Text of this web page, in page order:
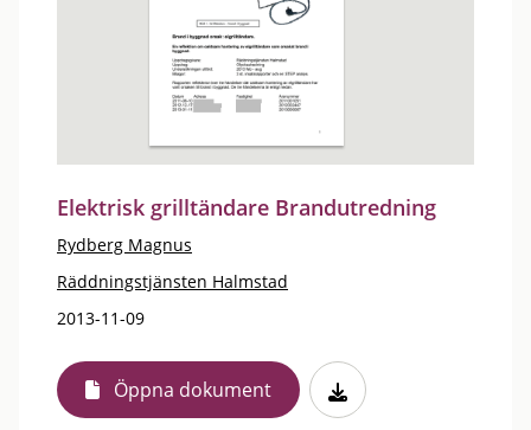
Elektrisk grilltändare Brandutredning
Rydberg Magnus
Räddningstjänsten Halmstad
2013-11-09
Öppna dokument